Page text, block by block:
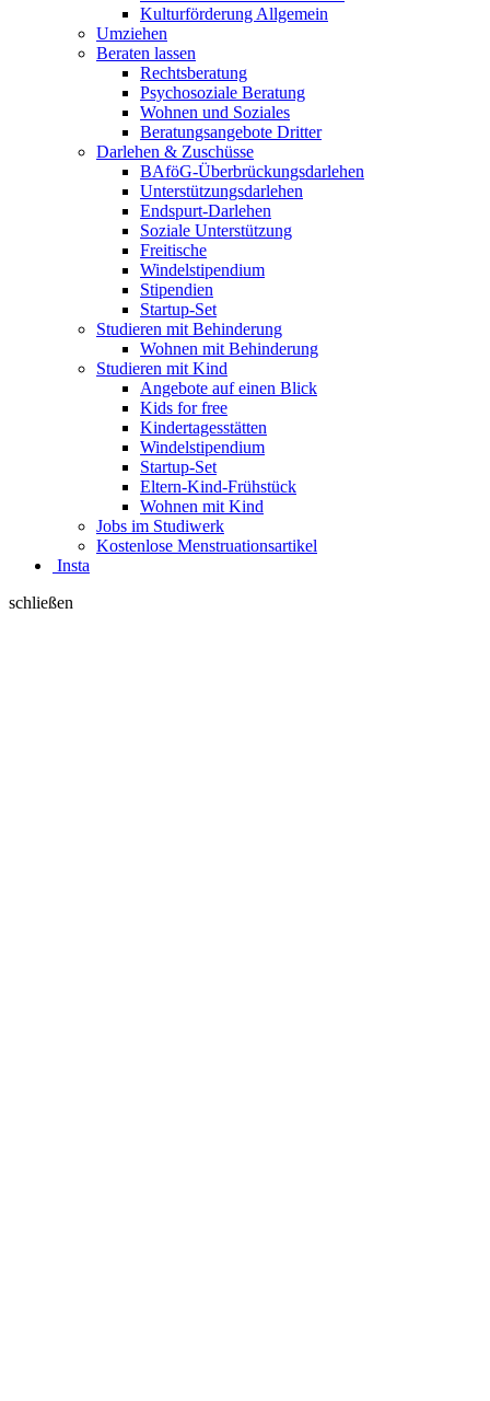
Kulturförderung Allgemein
Umziehen
Beraten lassen
Rechtsberatung
Psychosoziale Beratung
Wohnen und Soziales
Beratungsangebote Dritter
Darlehen & Zuschüsse
BAföG-Überbrückungsdarlehen
Unterstützungsdarlehen
Endspurt-Darlehen
Soziale Unterstützung
Freitische
Windelstipendium
Stipendien
Startup-Set
Studieren mit Behinderung
Wohnen mit Behinderung
Studieren mit Kind
Angebote auf einen Blick
Kids for free
Kindertagesstätten
Windelstipendium
Startup-Set
Eltern-Kind-Frühstück
Wohnen mit Kind
Jobs im Studiwerk
Kostenlose Menstruationsartikel
Insta
schließen